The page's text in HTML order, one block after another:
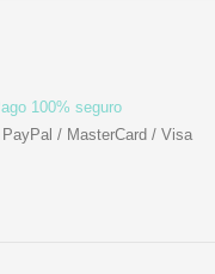
100% seguro
PayPal / MasterCard / Visa